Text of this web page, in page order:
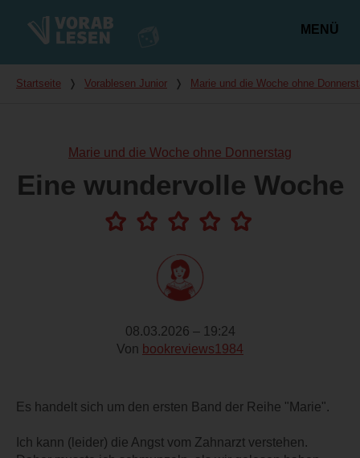
MENÜ
Du bist hier
Startseite ❭ Vorablesen Junior ❭ Marie und die Woche ohne
Marie und die Woche ohne Donnerstag
Eine wundervolle Woche
08.03.2026 – 19:24
Von bookreviews1984
Es handelt sich um den ersten Band der Reihe "Marie".
Ich kann (leider) die Angst vom Zahnarzt verstehen.